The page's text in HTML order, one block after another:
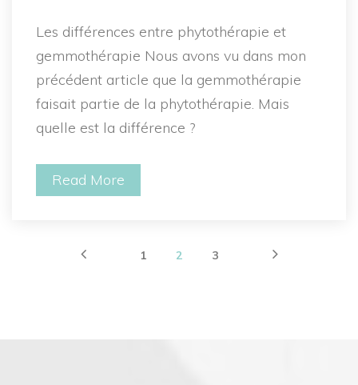
Les différences entre phytothérapie et
gemmothérapie Nous avons vu dans mon
précédent article que la gemmothérapie
faisait partie de la phytothérapie. Mais
quelle est la différence ?
Read More
1 2 3